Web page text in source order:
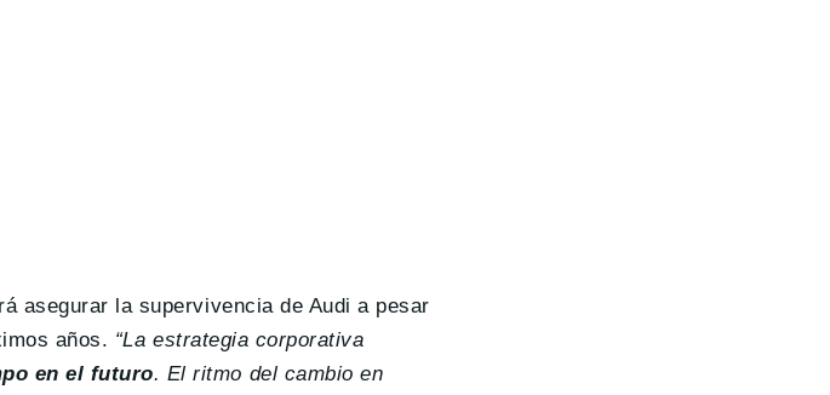
asegurar la supervivencia de Audi a pesar
años. “La estrategia corporativa
en el futuro. El ritmo del cambio en